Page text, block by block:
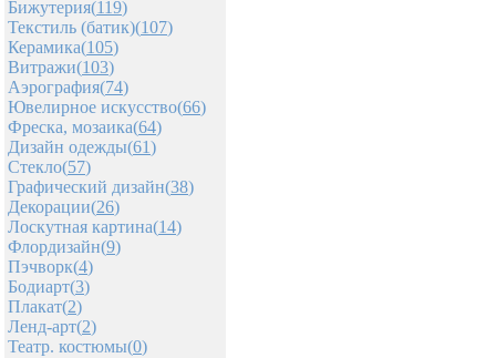
Бижутерия(119)
Текстиль (батик)(107)
Керамика(105)
Витражи(103)
Аэрография(74)
Ювелирное искусство(66)
Фреска, мозаика(64)
Дизайн одежды(61)
Стекло(57)
Графический дизайн(38)
Декорации(26)
Лоскутная картина(14)
Флордизайн(9)
Пэчворк(4)
Бодиарт(3)
Плакат(2)
Ленд-арт(2)
Театр. костюмы(0)